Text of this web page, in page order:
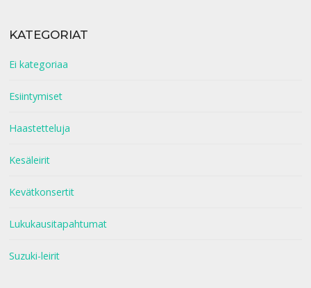
KATEGORIAT
Ei kategoriaa
Esiintymiset
Haastetteluja
Kesäleirit
Kevätkonsertit
Lukukausitapahtumat
Suzuki-leirit